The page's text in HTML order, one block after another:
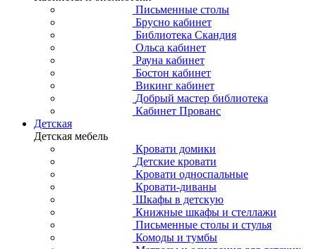
Письменные столы
Брусно кабинет
Библиотека Скандия
Ольса кабинет
Рауна кабинет
Бостон кабинет
Викинг кабинет
Добрый мастер библиотека
Кабинет Прованс
Детская
Детская мебель
Кровати домики
Детские кровати
Кровати односпальные
Кровати-диваны
Шкафы в детскую
Книжные шкафы и стеллажи
Письменные столы и стулья
Комоды и тумбы